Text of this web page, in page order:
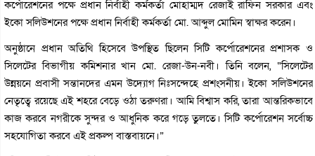
কর্পোরেশনের পক্ষে প্রধান নির্বাহী কর্মকর্তা মোহাম্মদ রেজাই রাফিন সরকার এবং
ইকো সলিউশনের পক্ষে প্রধান নির্বাহী কর্মকর্তা মো. আব্দুল মোমিন স্বাক্ষর করেন।
অনুষ্ঠানে প্রধান অতিথি হিসেবে উপস্থিত ছিলেন সিটি কর্পোরেশনের প্রশাসক ও
সিলেটের বিভাগীয় কমিশনার খান মো. রেজা-উন-নবী। তিনি বলেন, “সিলেটের
উন্নয়নে প্রবাসী সন্তানদের এমন উদ্যোগ নিঃসন্দেহে প্রশংসনীয়। ইকো সলিউশনের
নেতৃত্বে রয়েছে এই শহরে বেড়ে ওঠা তরুণরা। আমি বিশ্বাস করি, তারা আন্তরিকভাবে
কাজ করবে নগরীকে সুন্দর ও আধুনিক করে গড়ে তুলতে। সিটি কর্পোরেশন সর্বোচ্চ
সহযোগিতা করবে এই প্রকল্প বাস্তবায়নে।”